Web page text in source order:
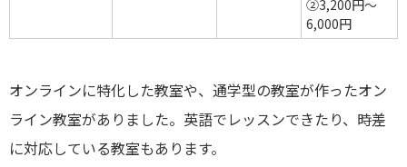
②3,200円～
6,000円
オンラインに特化した教室や、通学型の教室が作ったオン
ライン教室がありました。英語でレッスンできたり、時差
に対応している教室もあります。